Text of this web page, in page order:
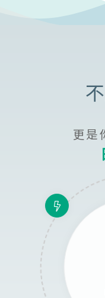
更是